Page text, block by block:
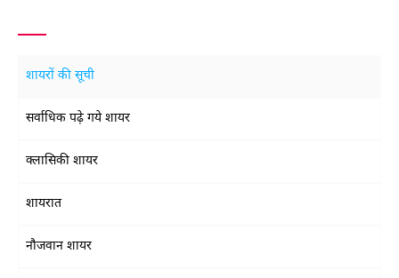
शायरों की सूची
सर्वाधिक पढ़े गये शायर
क्लासिकी शायर
शायरात
नौजवान शायर